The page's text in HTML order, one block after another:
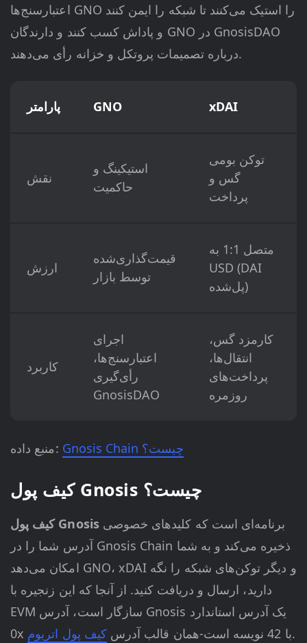
اعتبارسنج‌ها GNO را استیک می‌کنند تا شبکه را ایمن کنند
و پاداش کسب کنند و دارندگان GNO در GnosisDAO
درباره تصمیمات پروتکل و خزانه رأی می‌دهند.
پارامتر GNO xDAI
نقش
استیکینگ و
حاکمیت
توکن بومی
گس و
پرداخت
ارزش
قیمت‌گذاری‌شده
توسط بازار
متصل 1:1 به
USD (DAI
پل‌شده)
کاربرد
اجرای
اعتبارسنج‌ها،
رأی‌گیری
GnosisDAO
کارمزد گس،
انتقال‌ها،
پرداخت‌های
روزمره
منبع داده: Gnosis Chain چیست؟
کیف پول Gnosis چیست؟
کیف پول Gnosisبرنامه‌ای است که کلیدهای خصوصی
آدرس شما را در Gnosis Chain ذخیره می‌کند و به شما
امکان می‌دهد GNO، xDAI و دیگر توکن‌های شبکه را نگه
دارید، ارسال و دریافت کنید. از آنجا که این زنجیره با
EVM سازگار است، آدرس Gnosis یک آدرس استاندارد
0x با 42 نویسه است-همان قالب آدرس
کیف پول اتریوم .